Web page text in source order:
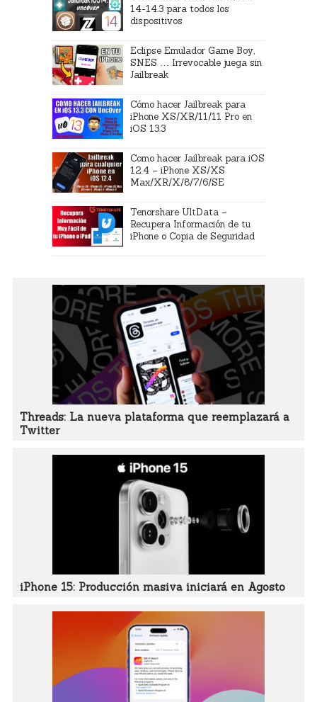
14-14.3 para todos los
dispositivos
Eclipse Emulador Game Boy,
SNES … Irrevocable juega sin
Jailbreak
Cómo hacer Jailbreak para
iPhone XS/XR/11/11 Pro en
iOS 13.3
Como hacer Jailbreak para iOS
12.4 – iPhone XS/XS
Max/XR/X/8/7/6/SE
Tenorshare UltData –
Recupera Información de tu
iPhone o Copia de Seguridad
Threads: La nueva plataforma que reemplazará a
Twitter
iPhone 15: Producción masiva iniciará en Agosto